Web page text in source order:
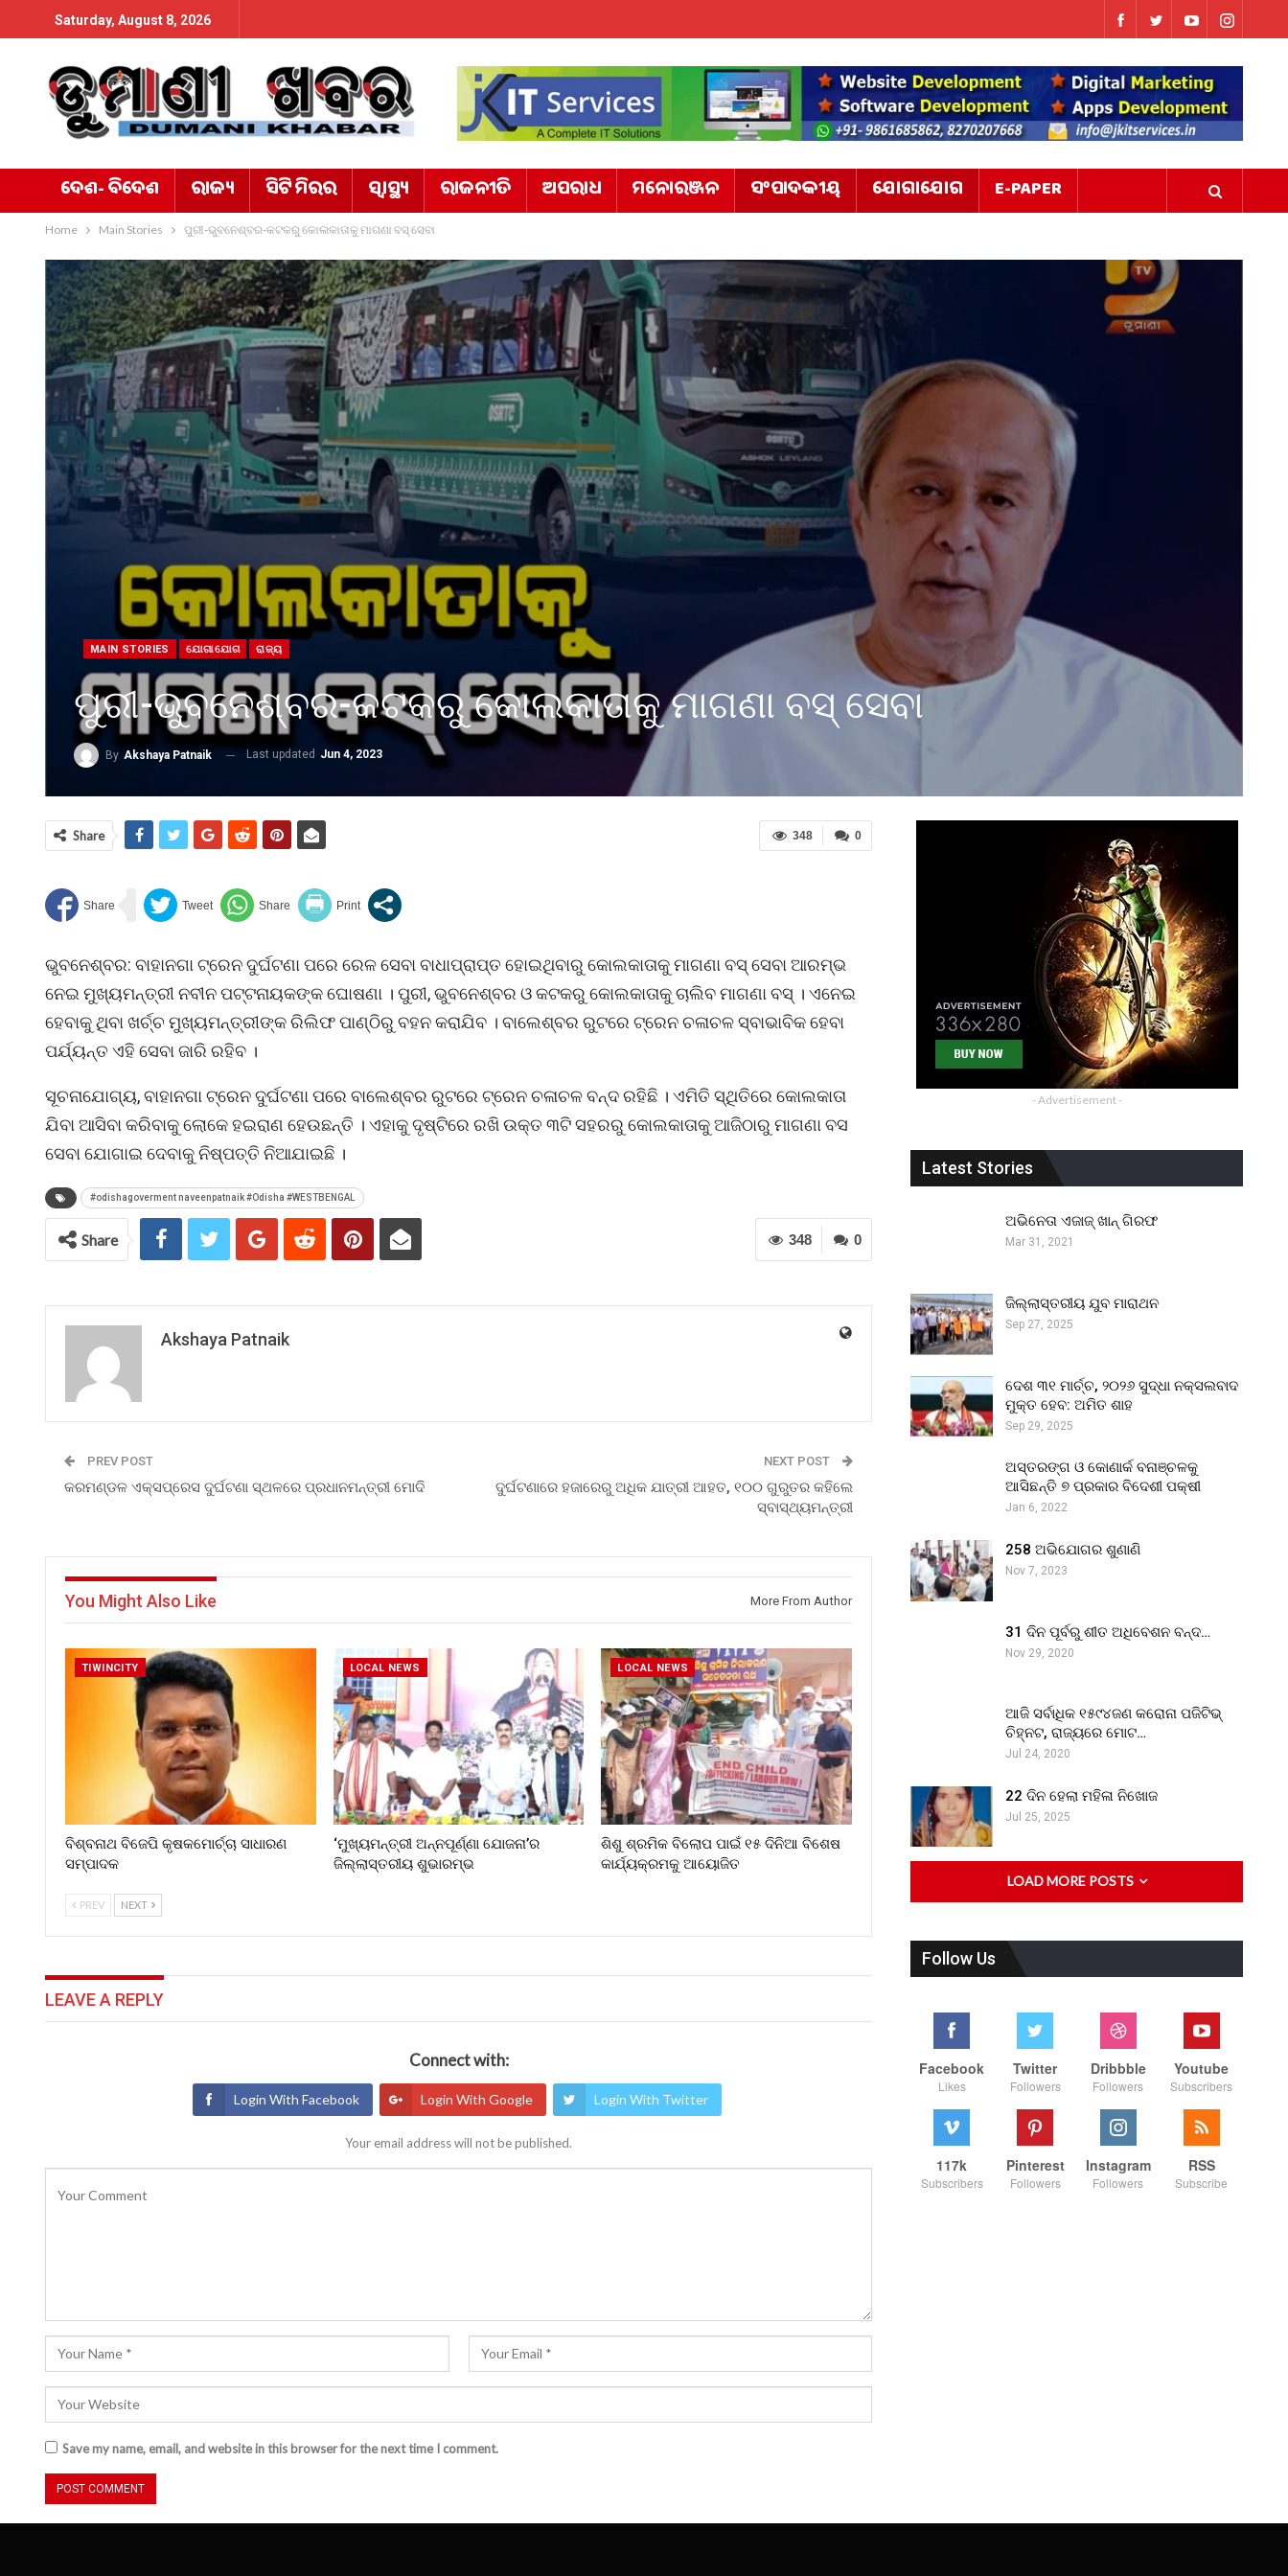
Saturday, August 8, 2026
ଦେଶ- ବିଦେଶ ରାଜ୍ୟ ସିଟି ମିରର ସ୍ୱାସ୍ଥ୍ୟ ରାଜନୀତି ଅପରାଧ ମନୋରଞ୍ଜନ ସଂପାଦକୀୟ ଯୋଗାଯୋଗ E-PAPER
Home Main Stories ପୁରୀ-ଭୁବନେଶ୍ବର-କଟକରୁ କୋଲକାତାକୁ ମାଗଣା ବସ୍ ସେବା
MAIN STORIES ଯୋଗାଯୋଗ ରାଜ୍ୟ
ପୁରୀ-ଭୁବନେଶ୍ବର-କଟକରୁ କୋଲକାତାକୁ ମାଗଣା ବସ୍ ସେବା
By Akshaya Patnaik Last updated Jun 4, 2023
0
348
Share
ଭୁବନେଶ୍ବର: ବାହାନଗା ଟ୍ରେନ ଦୁର୍ଘଟଣା ପରେ ରେଳ ସେବା ବାଧାପ୍ରାପ୍ତ ହୋଇଥିବାରୁ କୋଲକାତାକୁ ମାଗଣା ବସ୍ ସେବା ଆରମ୍ଭ
ନେଇ ମୁଖ୍ୟମନ୍ତ୍ରୀ ନବୀନ ପଟ୍ଟନାୟକଙ୍କ ଘୋଷଣା । ପୁରୀ, ଭୁବନେଶ୍ବର ଓ କଟକରୁ କୋଲକାତାକୁ ଚାଲିବ ମାଗଣା ବସ୍ । ଏନେଇ
ହେବାକୁ ଥିବା ଖର୍ଚ୍ଚ ମୁଖ୍ୟମନ୍ତ୍ରୀଙ୍କ ରିଲିଫ ପାଣ୍ଠିରୁ ବହନ କରାଯିବ । ବାଲେଶ୍ବର ରୁଟରେ ଟ୍ରେନ ଚଳାଚଳ ସ୍ବାଭାବିକ ହେବା
ପର୍ଯ୍ୟନ୍ତ ଏହି ସେବା ଜାରି ରହିବ ।
ସୂଚନାଯୋଗ୍ୟ, ବାହାନଗା ଟ୍ରେନ ଦୁର୍ଘଟଣା ପରେ ବାଲେଶ୍ବର ରୁଟରେ ଟ୍ରେନ ଚଳାଚଳ ବନ୍ଦ ରହିଛି । ଏମିତି ସ୍ଥିତିରେ କୋଲକାତା
ଯିବା ଆସିବା କରିବାକୁ ଲୋକେ ହଇରାଣ ହେଉଛନ୍ତି । ଏହାକୁ ଦୃଷ୍ଟିରେ ରଖି ଉକ୍ତ ୩ଟି ସହରରୁ କୋଲକାତାକୁ ଆଜିଠାରୁ ମାଗଣା ବସ
ସେବା ଯୋଗାଇ ଦେବାକୁ ନିଷ୍ପତ୍ତି ନିଆଯାଇଛି ।
#odishagoverment naveenpatnaik #Odisha #WESTBENGAL
0
348
Share
Akshaya Patnaik
PREV POST
କରମଣ୍ଡଳ ଏକ୍ସପ୍ରେସ ଦୁର୍ଘଟଣା ସ୍ଥଳରେ ପ୍ରଧାନମନ୍ତ୍ରୀ ମୋଦି
NEXT POST
ଦୁର୍ଘଟଣାରେ ହଜାରେରୁ ଅଧିକ ଯାତ୍ରୀ ଆହତ, ୧୦୦ ଗୁରୁତର କହିଲେ
ସ୍ବାସ୍ଥ୍ୟମନ୍ତ୍ରୀ
You Might Also Like More From Author
TIWINCITY
ବିଶ୍ବନାଥ ବିଜେପି କୃଷକମୋର୍ଚ୍ଚା ସାଧାରଣ
ସମ୍ପାଦକ
LOCAL NEWS
‘ମୁଖ୍ୟମନ୍ତ୍ରୀ ଅନ୍ନପୂର୍ଣ୍ଣା ଯୋଜନା’ର
ଜିଲ୍ଲାସ୍ତରୀୟ ଶୁଭାରମ୍ଭ
LOCAL NEWS
ଶିଶୁ ଶ୍ରମିକ ବିଲୋପ ପାଇଁ ୧୫ ଦିନିଆ ବିଶେଷ
କାର୍ଯ୍ୟକ୍ରମକୁ ଆୟୋଜିତ
PREV NEXT
LEAVE A REPLY
Connect with:
Login With Facebook Login With Google Login With Twitter
Your email address will not be published.
Save my name, email, and website in this browser for the next time I comment.
- Advertisement -
Latest Stories
ଅଭିନେତା ଏଜାଜ୍ ଖାନ୍ ଗିରଫ
Mar 31, 2021
ଜିଲ୍ଲାସ୍ତରୀୟ ଯୁବ ମାରାଥନ
Sep 27, 2025
ଦେଶ ୩୧ ମାର୍ଚ୍ଚ, ୨୦୨୬ ସୁଦ୍ଧା ନକ୍ସଲବାଦ
ମୁକ୍ତ ହେବ: ଅମିତ ଶାହ
Sep 29, 2025
ଅସ୍ତରଙ୍ଗ ଓ କୋଣାର୍କ ବନାଞ୍ଚଳକୁ
ଆସିଛନ୍ତି ୭ ପ୍ରକାର ବିଦେଶୀ ପକ୍ଷୀ
Jan 6, 2022
258 ଅଭିଯୋଗର ଶୁଣାଣି
Nov 7, 2023
31 ଦିନ ପୂର୍ବରୁ ଶୀତ ଅଧିବେଶନ ବନ୍ଦ…
Nov 29, 2020
ଆଜି ସର୍ବାଧିକ ୧୫୯୪ଜଣ କରୋନା ପଜିଟିଭ୍
ଚିହ୍ନଟ, ରାଜ୍ୟରେ ମୋଟ…
Jul 24, 2020
22 ଦିନ ହେଲା ମହିଳା ନିଖୋଜ
Jul 25, 2025
LOAD MORE POSTS
Follow Us
Facebook
Likes
Twitter
Followers
Dribbble
Followers
Youtube
Subscribers
117k
Subscribers
Pinterest
Followers
Instagram
Followers
RSS
Subscribe